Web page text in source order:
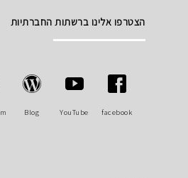
הצטרפו אלינו ברשתות החברתיות
facebook
YouTube
Blog